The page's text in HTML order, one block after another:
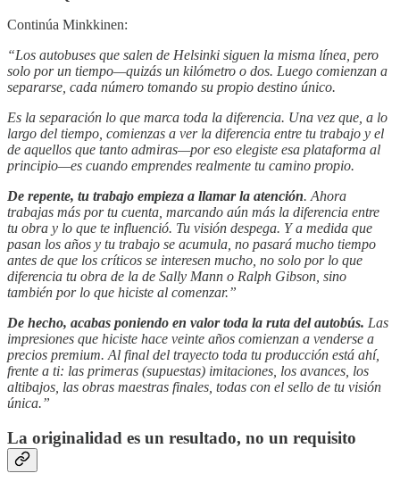
Continúa Minkkinen:
“Los autobuses que salen de Helsinki siguen la misma línea, pero
solo por un tiempo—quizás un kilómetro o dos. Luego comienzan a
separarse, cada número tomando su propio destino único.
Es la separación lo que marca toda la diferencia. Una vez que, a lo
largo del tiempo, comienzas a ver la diferencia entre tu trabajo y el
de aquellos que tanto admiras—por eso elegiste esa plataforma al
principio—es cuando emprendes realmente tu camino propio.
De repente, tu trabajo empieza a llamar la atención. Ahora
trabajas más por tu cuenta, marcando aún más la diferencia entre
tu obra y lo que te influenció. Tu visión despega. Y a medida que
pasan los años y tu trabajo se acumula, no pasará mucho tiempo
antes de que los críticos se interesen mucho, no solo por lo que
diferencia tu obra de la de Sally Mann o Ralph Gibson, sino
también por lo que hiciste al comenzar.”
De hecho, acabas poniendo en valor toda la ruta del autobús. Las
impresiones que hiciste hace veinte años comienzan a venderse a
precios premium. Al final del trayecto toda tu producción está ahí,
frente a ti: las primeras (supuestas) imitaciones, los avances, los
altibajos, las obras maestras finales, todas con el sello de tu visión
única.”
La originalidad es un resultado, no un requisito